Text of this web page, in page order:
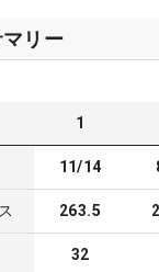
リー
1
11/14
263.5
32